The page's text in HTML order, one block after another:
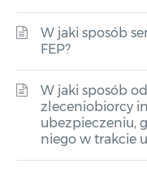
W jaki sposób
FEP?
W jaki sposób
zleceniobiorcy
ubezpieczeniu,
niego w trakcie